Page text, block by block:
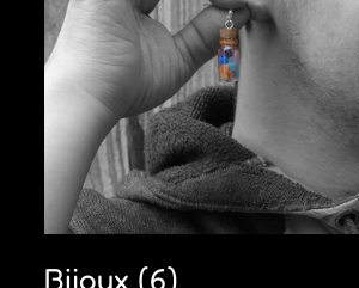
Bijoux (6)
puisse vous raconter mes aventures
l’année ? Inscrivez-vous ici :
📬 Inscrivez-vous à notre newsletter !